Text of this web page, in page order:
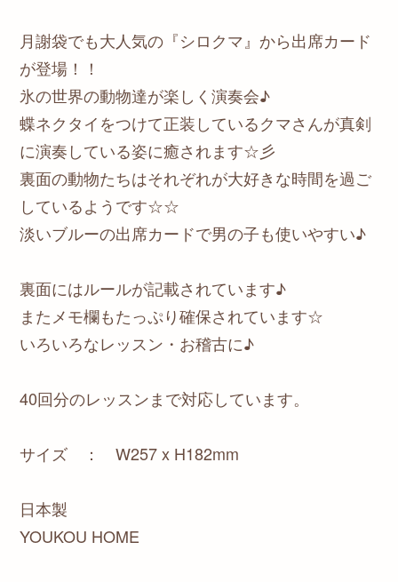
月謝袋でも大人気の『シロクマ』から出席カード
が登場！！
氷の世界の動物達が楽しく演奏会♪
蝶ネクタイをつけて正装しているクマさんが真剣
に演奏している姿に癒されます☆彡
裏面の動物たちはそれぞれが大好きな時間を過ご
しているようです☆☆
淡いブルーの出席カードで男の子も使いやすい♪
裏面にはルールが記載されています♪
またメモ欄もたっぷり確保されています☆
いろいろなレッスン・お稽古に♪
40回分のレッスンまで対応しています。
サイズ ： W257 x H182mm
日本製
YOUKOU HOME